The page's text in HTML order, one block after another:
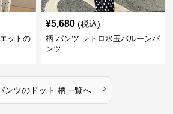
ットの
¥5,680 (税込)
柄 パンツ レトロ水玉バルーンパ
ンツ
ンツのドット 柄一覧へ ›